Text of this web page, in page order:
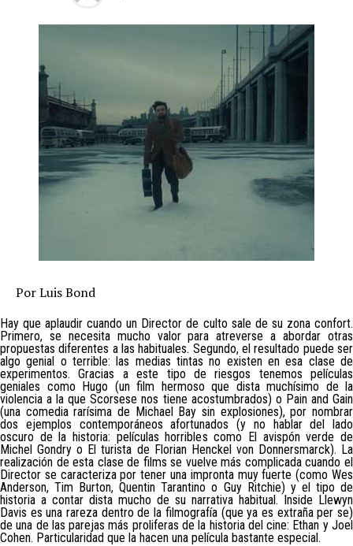
Por Luis Bond
Hay que aplaudir cuando un Director de culto sale de su zona confort.
Primero, se necesita mucho valor para atreverse a abordar otras
propuestas diferentes a las habituales. Segundo, el resultado puede ser
algo genial o terrible: las medias tintas no existen en esa clase de
experimentos. Gracias a este tipo de riesgos tenemos películas
geniales como Hugo (un film hermoso que dista muchísimo de la
violencia a la que Scorsese nos tiene acostumbrados) o Pain and Gain
(una comedia rarísima de Michael Bay sin explosiones), por nombrar
dos ejemplos contemporáneos afortunados (y no hablar del lado
oscuro de la historia: películas horribles como El avispón verde de
Michel Gondry o El turista de Florian Henckel von Donnersmarck). La
realización de esta clase de films se vuelve más complicada cuando el
Director se caracteriza por tener una impronta muy fuerte (como Wes
Anderson, Tim Burton, Quentin Tarantino o Guy Ritchie) y el tipo de
historia a contar dista mucho de su narrativa habitual. Inside Llewyn
Davis es una rareza dentro de la filmografía (que ya es extraña per se)
de una de las parejas más proliferas de la historia del cine: Ethan y Joel
Cohen. Particularidad que la hacen una película bastante especial.